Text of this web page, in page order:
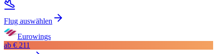
Flug auswählen
Eurowings
ab € 211